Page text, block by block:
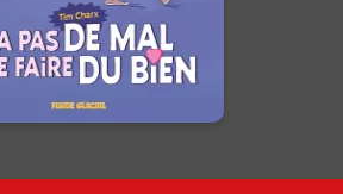
En voir +